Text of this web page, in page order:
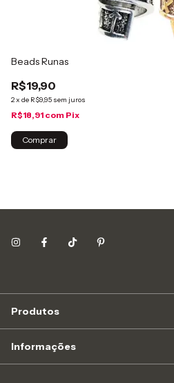
Beads Runas
R$19,90
2x de R$9,95 sem juros
R$18,91 com Pix
Comprar
Produtos
Informações